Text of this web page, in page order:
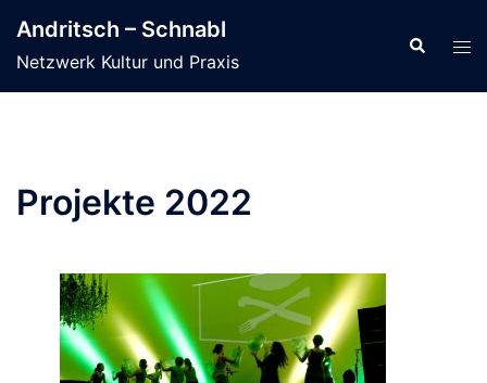
Inhalt
springen
Andritsch – Schnabl
Netzwerk Kultur und Praxis
Suche
Projekte 2022